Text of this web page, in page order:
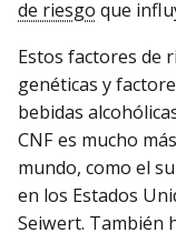
de riesgo que
Estos factores de
genéticas y
bebidas
CNF es mucho
mundo, como el
en los Estados
Seiwert. También